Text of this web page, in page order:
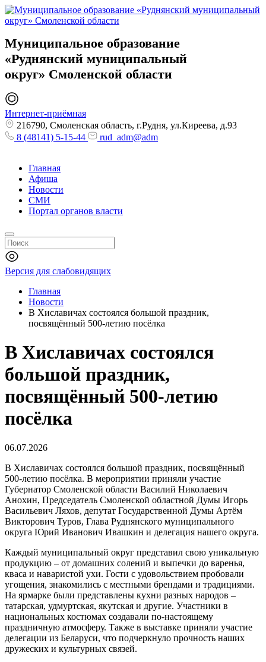
Муниципальное образование
«Руднянский муниципальный
округ» Смоленской области
Интернет-приёмная
216790, Смоленская область, г.Рудня, ул.Киреева, д.93
8 (48141) 5-15-44
rud_adm@adm
Главная
Афиша
Новости
СМИ
Портал органов власти
Версия для слабовидящих
Главная
Новости
В Хиславичах состоялся большой праздник,
посвящённый 500-летию посёлка
В Хиславичах состоялся
большой праздник,
посвящённый 500-летию
посёлка
06.07.2026
В Хиславичах состоялся большой праздник, посвящённый
500-летию посёлка. В мероприятии приняли участие
Губернатор Смоленской области Василий Николаевич
Анохин, Председатель Смоленской областной Думы Игорь
Васильевич Ляхов, депутат Государственной Думы Артём
Викторович Туров, Глава Руднянского муниципального
округа Юрий Иванович Ивашкин и делегация нашего округа.
Каждый муниципальный округ представил свою уникальную
продукцию – от домашних солений и выпечки до варенья,
кваса и наваристой ухи. Гости с удовольствием пробовали
угощения, знакомились с местными брендами и традициями.
На ярмарке были представлены кухни разных народов –
татарская, удмуртская, якутская и другие. Участники в
национальных костюмах создавали по-настоящему
праздничную атмосферу. Также в выставке приняли участие
делегации из Беларуси, что подчеркнуло прочность наших
дружеских и культурных связей.